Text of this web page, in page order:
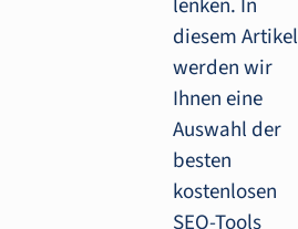
lenken. In
diesem Artikel
werden wir
Ihnen eine
Auswahl der
besten
kostenlosen